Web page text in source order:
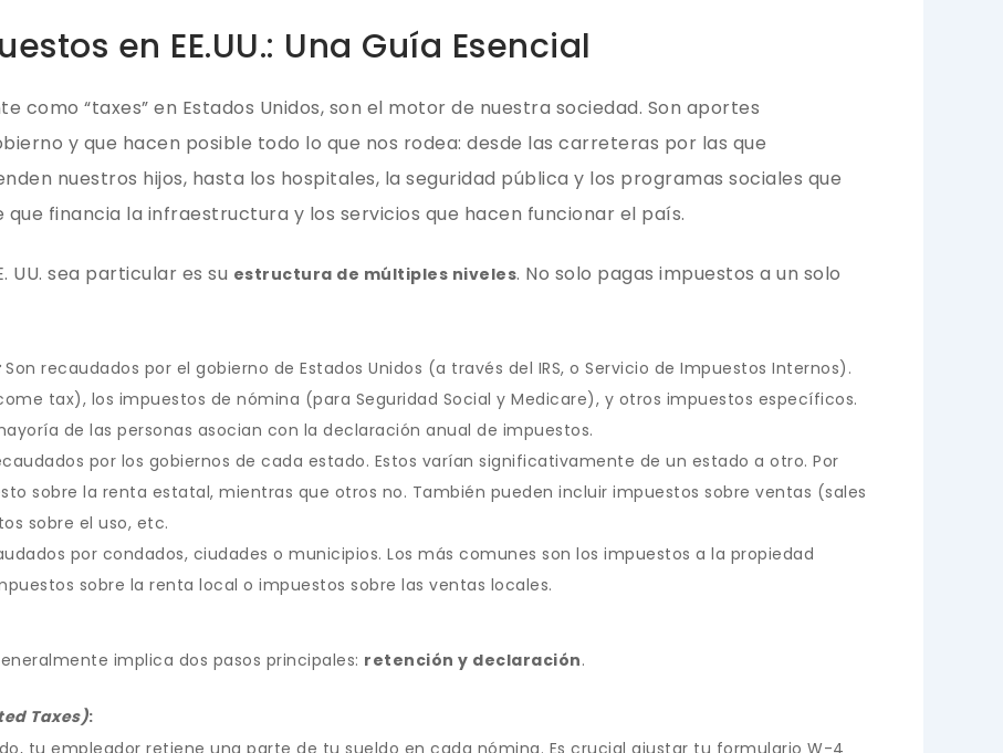
en EE.UU.: Una Guía Esencial
como “taxes” en Estados Unidos, son el motor de nuestra sociedad. Son aportes
y que hacen posible todo lo que nos rodea: desde las carreteras por las que
nuestros hijos, hasta los hospitales, la seguridad pública y los programas sociales que
que financia la infraestructura y los servicios que hacen funcionar el país.
UU. sea particular es su estructura de múltiples niveles. No solo pagas impuestos a un solo
Son recaudados por el gobierno de Estados Unidos (a través del IRS, o Servicio de Impuestos Internos).
tax), los impuestos de nómina (para Seguridad Social y Medicare), y otros impuestos específicos.
de las personas asocian con la declaración anual de impuestos.
por los gobiernos de cada estado. Estos varían significativamente de un estado a otro. Por
sobre la renta estatal, mientras que otros no. También pueden incluir impuestos sobre ventas (sales
sobre el uso, etc.
por condados, ciudades o municipios. Los más comunes son los impuestos a la propiedad
sobre la renta local o impuestos sobre las ventas locales.
implica dos pasos principales: retención y declaración.
Taxes):